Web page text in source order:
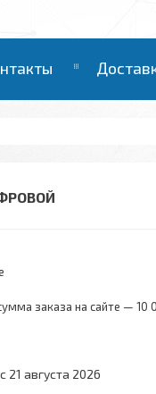
заказа на сайте — 10
21 августа 2026